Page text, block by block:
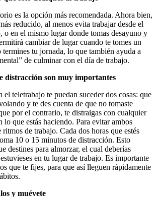
es la opción más recomendada. Ahora bien,
reducido, al menos evita trabajar desde el
o en el mismo lugar donde tomas desayuno y
cambiar de lugar cuando te tomes un
termines tu jornada, lo que también ayuda a
de culminar con el día de trabajo.
distracción son muy importantes
teletrabajo te puedan suceder dos cosas: que
y te des cuenta de que no tomaste
por el contrario, te distraigas con cualquier
lo que estás haciendo. Para evitar ambos
ritmos de trabajo. Cada dos horas que estés
10 o 15 minutos de distracción. Esto
destines para almorzar, el cual deberías
en tu lugar de trabajo. Es importante
que te fijes, para que así lleguen rápidamente
y muévete